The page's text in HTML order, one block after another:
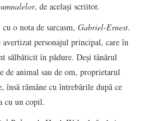
, de același scriitor.
cu o nota de sarcasm,Gabriel-Ernest.
avertizat personajul principal, care în
sălbăticit în pădure. Deși tânărul
de animal sau de om, proprietarul
însă rămâne cu întrebările după ce
cu un copil.